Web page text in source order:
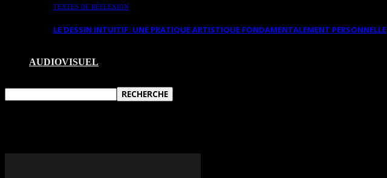
TEXTES DE RÉFLEXION
LE DESSIN INTUITIF. UNE PRATIQUE ARTISTIQUE FONDAMENTALEMENT PERSONNELLE
AUDIOVISUEL